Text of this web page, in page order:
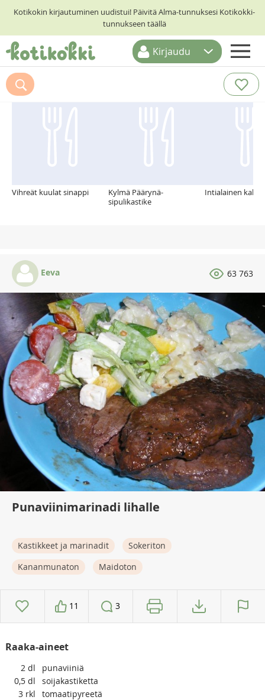
Kotikokin kirjautuminen uudistui! Päivitä Alma-tunnuksesi Kotikokki-
tunnukseen täällä
ETUSIVU
RESEPTIHAKU
Kirjaudu
Suosittelemme myös
Vihreät kuulat sinappi
Kylmä Päärynä-
sipulikastike
Intialainen kala
Eeva 63 763
Punaviinimarinadi lihalle
Kastikkeet ja marinadit
Sokeriton
Kananmunaton
Maidoton
11 3
Raaka-aineet
2 dl
punaviiniä
0,5 dl
soijakastiketta
3 rkl
tomaatipyreetä